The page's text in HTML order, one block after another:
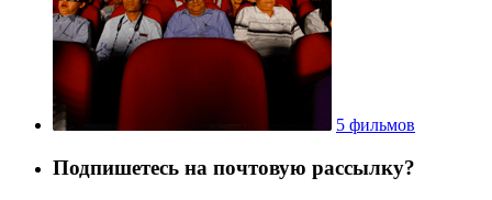
5 фильмов
Подпишетесь на почтовую рассылку?